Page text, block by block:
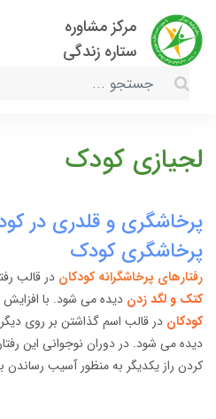
مرکز مشاوره
ستاره زندگی
لجیازی کودک
پرخاشگری و قلدری در
پرخاشگری کودک
رفتارهای پرخاشگرانه کودکان در قالب
کتک و لگد زدن دیده می شود. با
کودکان در قالب اسم گذاشتن بر روی
دیده می شود. در دوران نوجوانی این
کردن راز یکدیگر به منظور آسیب